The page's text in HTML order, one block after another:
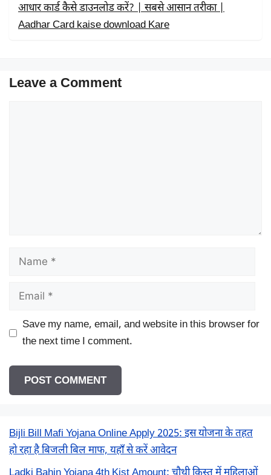
आधार कार्ड कैसे डाउनलोड करें? | सबसे आसान तरीका |
Aadhar Card kaise download Kare
Leave a Comment
Name
Email
Save my name, email, and website in this browser for
the next time I comment.
Bijli Bill Mafi Yojana Online Apply 2025: इस योजना के तहत
हो रहा है बिजली बिल माफ, यहाँ से करें आवेदन